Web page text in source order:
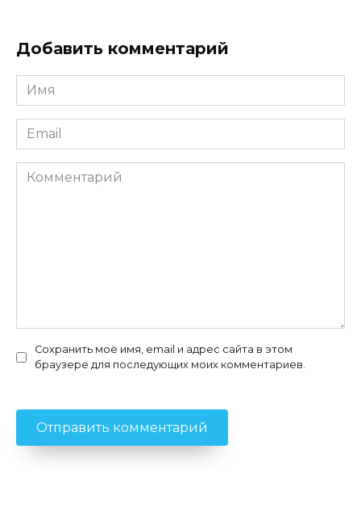
Добавить комментарий
Имя
*
Email
*
Комментарий
Сохранить моё имя, email и адрес сайта в этом
браузере для последующих моих комментариев.